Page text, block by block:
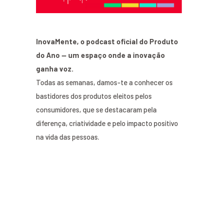
InovaMente, o podcast oficial do Produto
do Ano — um espaço onde a inovação
ganha voz.
Todas as semanas, damos-te a conhecer os
bastidores dos produtos eleitos pelos
consumidores, que se destacaram pela
diferença, criatividade e pelo impacto positivo
na vida das pessoas.